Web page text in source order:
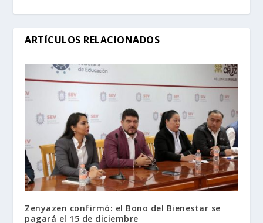
ARTÍCULOS RELACIONADOS
Zenyazen confirmó: el Bono del Bienestar se
pagará el 15 de diciembre